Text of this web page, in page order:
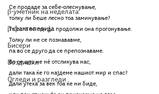
β-уметник на неделата
β-фактопедија
Бисери
Воздишки
Огледи и разгледи
Се продаде за себе-олеснување,
толку ли беше лесно тоа заминување?
Та сега во сон да продолжи она прогонување.
Толку ли не се познававме,
па во се друго да се препознаваме.
Во се што не нè отсликува нас,
дали така ќе го најдеме нашиот мир и спас?
Дали утеха за век тоа ќе ни биде,